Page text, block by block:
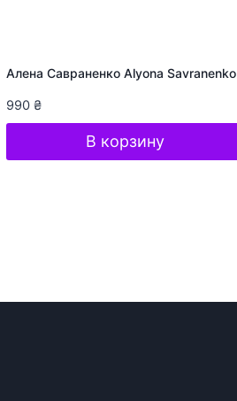
Алена Савраненко Alyona Savranenko
990 ₴
В корзину